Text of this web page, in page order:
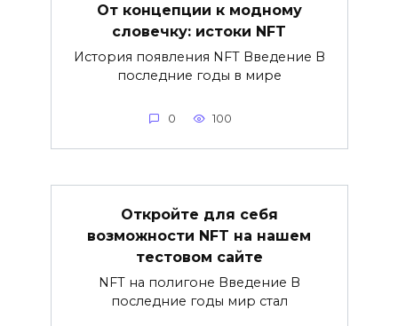
От концепции к модному
словечку: истоки NFT
История появления NFT Введение В
последние годы в мире
0 100
Откройте для себя
возможности NFT на нашем
тестовом сайте
NFT на полигоне Введение В
последние годы мир стал